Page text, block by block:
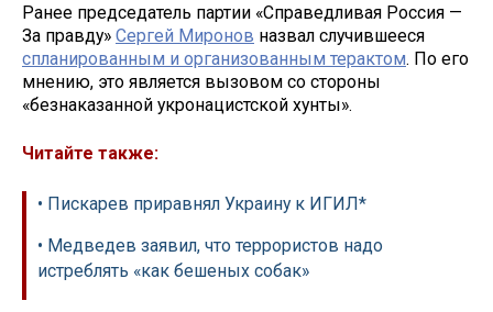
Ранее председатель партии «Справедливая Россия —
За правду» Сергей Миронов назвал случившееся
спланированным и организованным терактом. По его
мнению, это является вызовом со стороны
«безнаказанной укронацистской хунты».
Читайте также:
• Пискарев приравнял Украину к ИГИЛ*
• Медведев заявил, что террористов надо
истреблять «как бешеных собак»